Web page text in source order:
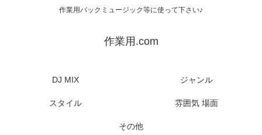
作業用バックミュージック等に使って下さい♪
作業用.com
DJ MIX ジャンル
スタイル 雰囲気 場面
その他